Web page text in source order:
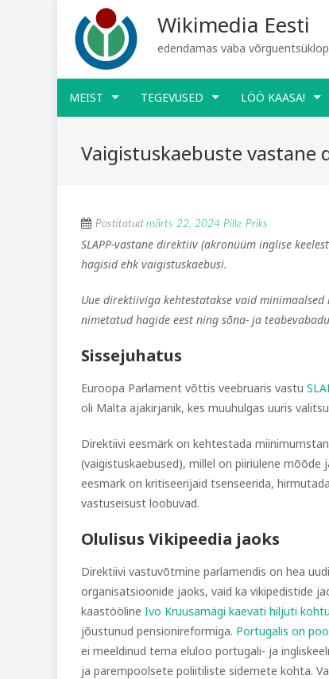
Wikimedia Eesti
edendamas vaba
MEIST TEGEVUSED LÖÖ KAASA!
Vaigistuskaebuste vastane
Postitatud märts 22, 2024 Pille Priks
SLAPP-vastane direktiiv (akronüüm inglise
hagisid ehk vaigistuskaebusi.
Uue direktiiviga kehtestatakse vaid
nimetatud hagide eest ning sõna- ja
Sissejuhatus
Euroopa Parlament võttis veebruaris vastu
oli Malta ajakirjanik, kes muuhulgas uuris
Direktiivi eesmärk on kehtestada
(vaigistuskaebused), millel on piiriülene
eesmärk on kritiseerijaid tsenseerida,
vastuseisust loobuvad.
Olulisus Vikipeedia jaoks
Direktiivi vastuvõtmine parlamendis on hea
organisatsioonide jaoks, vaid ka vikipedistide
kaastööline Ivo Kruusamägi kaevati hiljuti
jõustunud pensionireformiga. Portugalis on
ei meeldinud tema eluloo portugali- ja
ja parempoolsete poliitiliste sidemete kohta.